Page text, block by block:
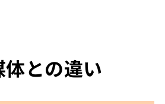
との違い